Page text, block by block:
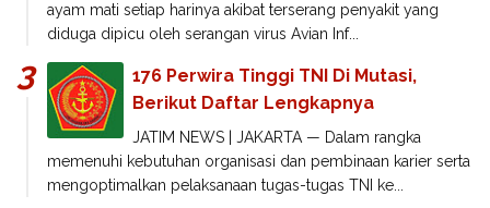
ayam mati setiap harinya akibat terserang penyakit yang
diduga dipicu oleh serangan virus Avian Inf...
176 Perwira Tinggi TNI Di Mutasi,
Berikut Daftar Lengkapnya
JATIM NEWS | JAKARTA — Dalam rangka
memenuhi kebutuhan organisasi dan pembinaan karier serta
mengoptimalkan pelaksanaan tugas-tugas TNI ke...